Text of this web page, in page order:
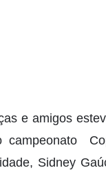
e amigos
campeonato
Sidney